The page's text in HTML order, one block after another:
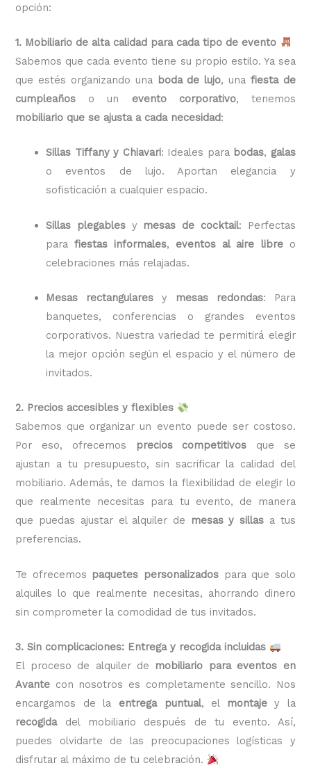
opción:
1. Mobiliario de alta calidad para cada tipo de evento
Sabemos que cada evento tiene su propio estilo. Ya sea
que estés organizando una boda de lujo, una fiesta de
cumpleaños o un evento corporativo, tenemos
mobiliario que se ajusta a cada necesidad:
Sillas Tiffany y Chiavari: Ideales para bodas, galas
o eventos de lujo. Aportan elegancia y
sofisticación a cualquier espacio.
Sillas plegablesy mesas de cocktail: Perfectas
parafiestas informales, eventos al aire libreo
celebraciones más relajadas.
Mesas rectangulares y mesas redondas: Para
banquetes, conferencias o grandes eventos
corporativos. Nuestra variedad te permitirá elegir
la mejor opción según el espacio y el número de
invitados.
2. Precios accesibles y flexibles
Sabemos que organizar un evento puede ser costoso.
Por eso, ofrecemos
precios competitivos que se
ajustan a tu presupuesto, sin sacrificar la calidad del
mobiliario. Además, te damos la flexibilidad de elegir lo
que realmente necesitas para tu evento, de manera
que puedas ajustar el alquiler de
mesas y sillas a tus
preferencias.
Te ofrecemos paquetes personalizados para que solo
alquiles lo que realmente necesitas, ahorrando dinero
sin comprometer la comodidad de tus invitados.
3. Sin complicaciones: Entrega y recogida incluidas
El proceso de alquiler de mobiliario para eventos en
Avante con nosotros es completamente sencillo. Nos
encargamos de la entrega puntual, el montajey la
recogidadel mobiliario después de tu evento. Así,
puedes olvidarte de las preocupaciones logísticas y
disfrutar al máximo de tu celebración.